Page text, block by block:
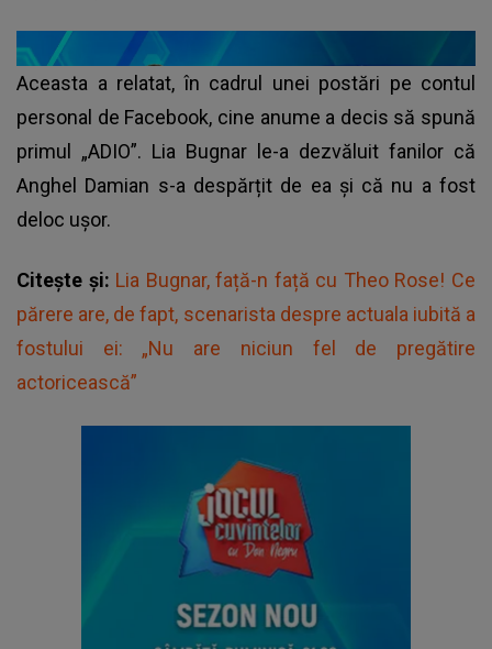
Aceasta a relatat, în cadrul unei postări pe contul
personal de Facebook, cine anume a decis să spună
primul „ADIO”. Lia Bugnar le-a dezvăluit fanilor că
Anghel Damian s-a despărțit de ea și că nu a fost
deloc ușor.
Citește și: Lia Bugnar, față-n față cu Theo Rose! Ce
părere are, de fapt, scenarista despre actuala iubită a
fostului ei: „Nu are niciun fel de pregătire
actoricească”